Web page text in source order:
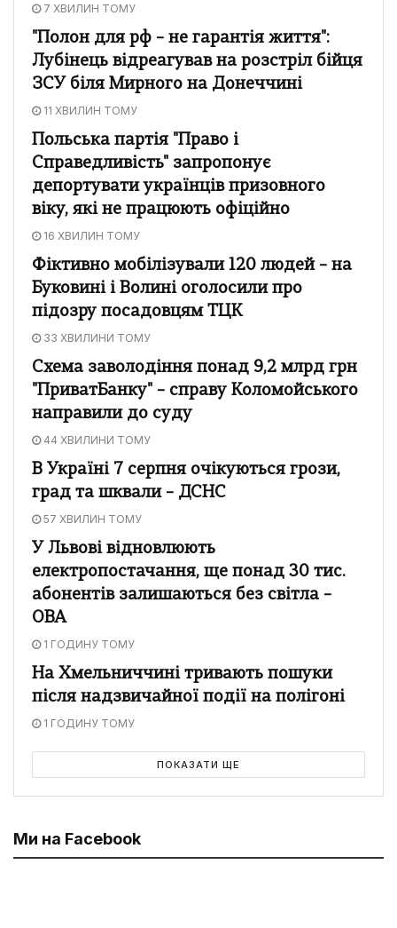
7 ХВИЛИН ТОМУ
"Полон для рф – не гарантія життя":
Лубінець відреагував на розстріл бійця
ЗСУ біля Мирного на Донеччині
11 ХВИЛИН ТОМУ
Польська партія "Право і
Справедливість" запропонує
депортувати українців призовного
віку, які не працюють офіційно
16 ХВИЛИН ТОМУ
Фіктивно мобілізували 120 людей – на
Буковині і Волині оголосили про
підозру посадовцям ТЦК
33 ХВИЛИНИ ТОМУ
Схема заволодіння понад 9,2 млрд грн
"ПриватБанку" – справу Коломойського
направили до суду
44 ХВИЛИНИ ТОМУ
В Україні 7 серпня очікуються грози,
град та шквали – ДСНС
57 ХВИЛИН ТОМУ
У Львові відновлюють
електропостачання, ще понад 30 тис.
абонентів залишаються без світла –
ОВА
1 ГОДИНУ ТОМУ
На Хмельниччині тривають пошуки
після надзвичайної події на полігоні
1 ГОДИНУ ТОМУ
ПОКАЗАТИ ЩЕ
Ми на Facebook